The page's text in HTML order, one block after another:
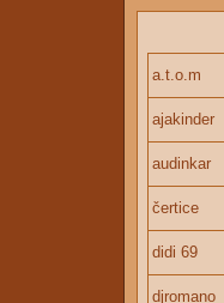
a.t.o.m
ajakinder
audinkar
čertice
didi 69
djromano